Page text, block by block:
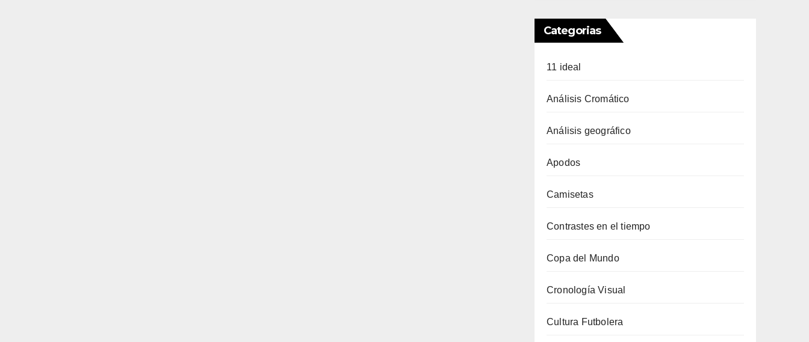
Categorias
11 ideal
Análisis Cromático
Análisis geográfico
Apodos
Camisetas
Contrastes en el tiempo
Copa del Mundo
Cronología Visual
Cultura Futbolera